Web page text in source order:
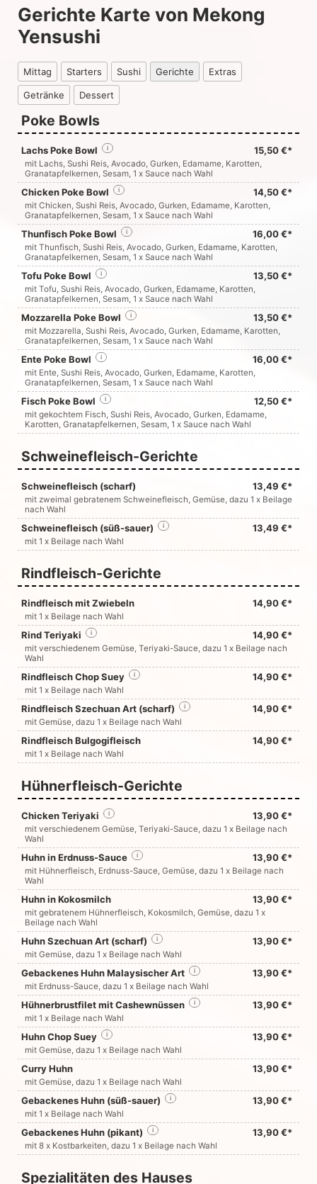
Gerichte Karte von Mekong
Yensushi
Mittag Starters Sushi Gerichte Extras
Getränke Dessert
Poke Bowls
Lachs Poke Bowl 15,50 €*
i
mit Lachs, Sushi Reis, Avocado, Gurken, Edamame, Karotten,
Granatapfelkernen, Sesam, 1 x Sauce nach Wahl
Chicken Poke Bowl 14,50 €*
i
mit Chicken, Sushi Reis, Avocado, Gurken, Edamame, Karotten,
Granatapfelkernen, Sesam, 1 x Sauce nach Wahl
Thunfisch Poke Bowl 16,00 €*
i
mit Thunfisch, Sushi Reis, Avocado, Gurken, Edamame, Karotten,
Granatapfelkernen, Sesam, 1 x Sauce nach Wahl
Tofu Poke Bowl 13,50 €*
i
mit Tofu, Sushi Reis, Avocado, Gurken, Edamame, Karotten,
Granatapfelkernen, Sesam, 1 x Sauce nach Wahl
Mozzarella Poke Bowl 13,50 €*
i
mit Mozzarella, Sushi Reis, Avocado, Gurken, Edamame, Karotten,
Granatapfelkernen, Sesam, 1 x Sauce nach Wahl
Ente Poke Bowl 16,00 €*
i
mit Ente, Sushi Reis, Avocado, Gurken, Edamame, Karotten,
Granatapfelkernen, Sesam, 1 x Sauce nach Wahl
Fisch Poke Bowl 12,50 €*
i
mit gekochtem Fisch, Sushi Reis, Avocado, Gurken, Edamame,
Karotten, Granatapfelkernen, Sesam, 1 x Sauce nach Wahl
Schweinefleisch-Gerichte
Schweinefleisch (scharf) 13,49 €*
mit zweimal gebratenem Schweinefleisch, Gemüse, dazu 1 x Beilage
nach Wahl
Schweinefleisch (süß-sauer) 13,49 €*
i
mit 1 x Beilage nach Wahl
Rindfleisch-Gerichte
Rindfleisch mit Zwiebeln 14,90 €*
mit 1 x Beilage nach Wahl
Rind Teriyaki 14,90 €*
i
mit verschiedenem Gemüse, Teriyaki-Sauce, dazu 1 x Beilage nach
Wahl
Rindfleisch Chop Suey 14,90 €*
i
mit 1 x Beilage nach Wahl
Rindfleisch Szechuan Art (scharf) 14,90 €*
i
mit Gemüse, dazu 1 x Beilage nach Wahl
Rindfleisch Bulgogifleisch 14,90 €*
mit 1 x Beilage nach Wahl
Hühnerfleisch-Gerichte
Chicken Teriyaki 13,90 €*
i
mit verschiedenem Gemüse, Teriyaki-Sauce, dazu 1 x Beilage nach
Wahl
Huhn in Erdnuss-Sauce 13,90 €*
i
mit Hühnerfleisch, Erdnuss-Sauce, Gemüse, dazu 1 x Beilage nach
Wahl
Huhn in Kokosmilch 13,90 €*
mit gebratenem Hühnerfleisch, Kokosmilch, Gemüse, dazu 1 x
Beilage nach Wahl
Huhn Szechuan Art (scharf) 13,90 €*
i
mit Gemüse, dazu 1 x Beilage nach Wahl
Gebackenes Huhn Malaysischer Art 13,90 €*
i
mit Erdnuss-Sauce, dazu 1 x Beilage nach Wahl
Hühnerbrustfilet mit Cashewnüssen 13,90 €*
i
mit 1 x Beilage nach Wahl
Huhn Chop Suey 13,90 €*
i
mit Gemüse, dazu 1 x Beilage nach Wahl
Curry Huhn 13,90 €*
mit Gemüse, dazu 1 x Beilage nach Wahl
Gebackenes Huhn (süß-sauer) 13,90 €*
i
mit 1 x Beilage nach Wahl
Gebackenes Huhn (pikant) 13,90 €*
i
mit 8 x Kostbarkeiten, dazu 1 x Beilage nach Wahl
Spezialitäten des Hauses